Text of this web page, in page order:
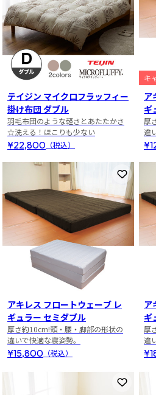
テイジン マイクロフラッフィー
掛け布団 ダブル
羽毛布団のような軽さとあたたかさ
☆洗える！ほこりも少ない
¥22,800 （税込）
キ
ア
ギ
厚
違
お気に入
アキレス フロートウェーブ レ
ギュラー セミダブル
厚さ約10cm!頭・腰・脚部の形状の
違いで快適な寝姿勢。
¥15,800 （税込）
ア
ギ
厚
違
お気に入